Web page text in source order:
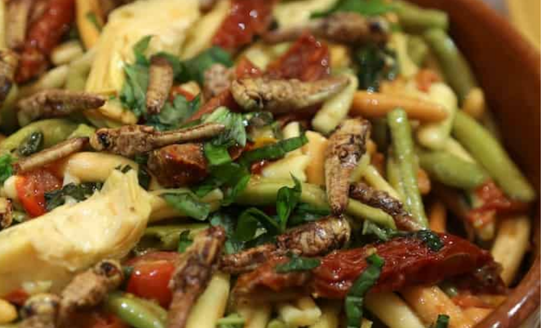
davantage de bonnes adresses, de voyages au coin de la
rue et au bout du monde,suivez-moi sur Instagram!